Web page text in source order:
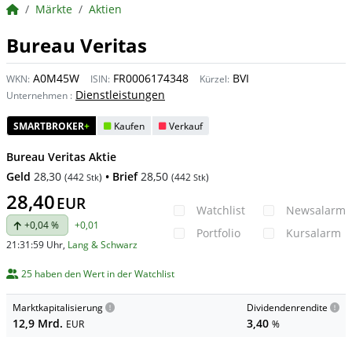
BörsenNEWS.de
Märkte Aktien
Bureau Veritas
WKN: A0M45W ISIN: FR0006174348 Kürzel: BVI
Unternehmen : Dienstleistungen
SMARTBROKER+ Kaufen Verkauf
Bureau Veritas Aktie
Geld 28,30 (442 Stk) • Brief 28,50 (442 Stk)
28,40EUR
+0,04 %
+0,01
21:31:59 Uhr, Lang & Schwarz
Watchlist
Portfolio
Newsalarm
Kursalarm
25 haben den Wert in der Watchlist
Marktkapitalisierung
12,9 Mrd. EUR
Dividendenrendite
3,40 %